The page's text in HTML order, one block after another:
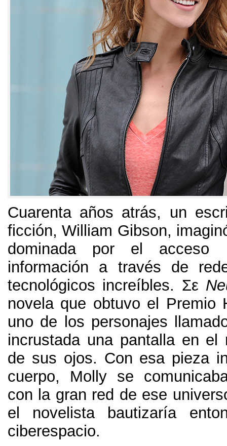
Cuarenta años atrás, un
ficción,William Gibson,
dominada por el
información a través de
tecnológicos increíbles. Σε
novela que obtuvo el Premio
uno de los personajes
incrustada una pantalla en el
de sus ojos. Con esa pieza
cuerpo, Molly se
con la gran red de ese
el novelista bautizaría
ciberespacio.